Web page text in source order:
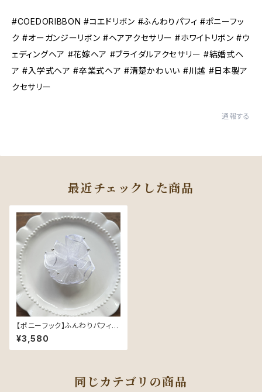
#COEDORIBBON #コエドリボン #ふんわりパフィ #ポニーフッ
ク #オーガンジーリボン #ヘアアクセサリー #ホワイトリボン #ウ
ェディングヘア #花嫁ヘア #ブライダルアクセサリー #結婚式ヘ
ア #入学式ヘア #卒業式ヘア #清楚かわいい #川越 #日本製ア
クセサリー
通報する
最近チェックした商品
【ポニーフック】ふんわりパフィ I
vory Whisper（ホワイト） —
ぽんぽんオーガンジーの上品リ
ボン
¥3,580
同じカテゴリの商品